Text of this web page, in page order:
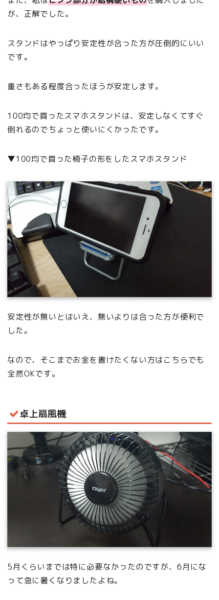
が、正解でした。
スタンドはやっぱり安定性が合った方が圧倒的にいい
です。
重さもある程度合ったほうが安定します。
100均で買ったスマホスタンドは、安定しなくてすぐ
倒れるのでちょっと使いにくかったです。
▼100均で買った椅子の形をしたスマホスタンド
安定性が無いとはいえ、無いよりは合った方が便利で
した。
なので、そこまでお金を書けたくない方はこちらでも
全然OKです。
卓上扇風機
5月くらいまでは特に必要なかったのですが、6月にな
って急に暑くなりましたよね。